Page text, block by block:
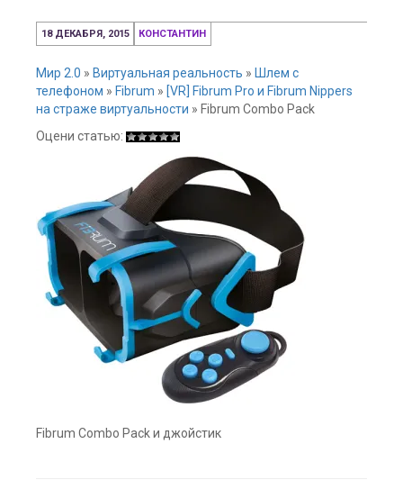
18 ДЕКАБРЯ, 2015
18
декабря,
КОНСТАНТИН
Мир 2.0 » Виртуальная реальность » Шлем с
телефоном » Fibrum » [VR] Fibrum Pro и Fibrum Nippers
на страже виртуальности » Fibrum Combo Pack
Оцени статью:
Fibrum Combo Pack и джойстик